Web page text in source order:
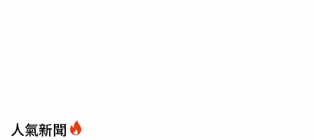
人氣新聞